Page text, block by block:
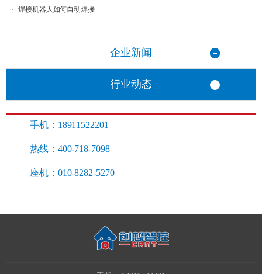
焊接机器人如何自动焊接
企业新闻
行业动态
手机：18911522201
热线：400-718-7098
座机：010-8282-5270